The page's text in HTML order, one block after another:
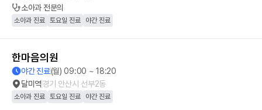
소아과전문의
소아과 진료 토요일 진료 야간 진료
한마음의원
야간 진료(월) 09:00 ~ 18:20
달미역경기 안산시 선부2동
소아과 진료 토요일 진료 야간 진료